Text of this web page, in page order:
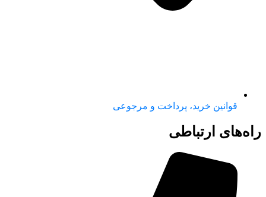
قوانین خرید، پرداخت و مرجوعی
راه‌های ارتباطی